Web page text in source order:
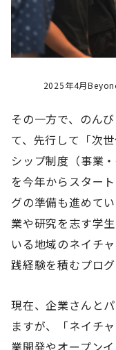
2025年4月
その一方で、のん
て、先行して「次
シップ制度（事業
を今年からスター
グの準備も進めて
業や研究を志す学
いる地域のネイチ
践経験を積むプログ
現在、企業さんと
ますが、「ネイチ